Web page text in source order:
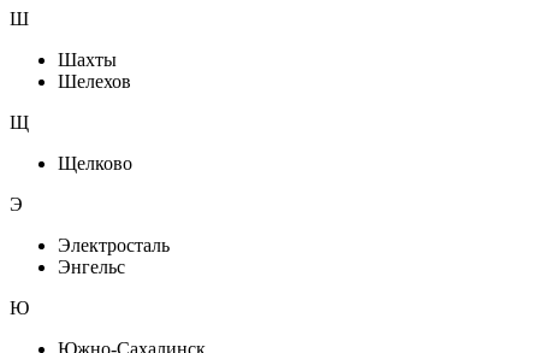
Ш
Шахты
Шелехов
Щ
Щелково
Э
Электросталь
Энгельс
Ю
Южно-Сахалинск